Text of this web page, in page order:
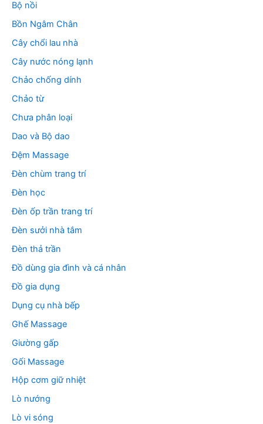
Bộ nồi
Bồn Ngâm Chân
Cây chổi lau nhà
Cây nước nóng lạnh
Chảo chống dính
Chảo từ
Chưa phân loại
Dao và Bộ dao
Đệm Massage
Đèn chùm trang trí
Đèn học
Đèn ốp trần trang trí
Đèn sưởi nhà tắm
Đèn thả trần
Đồ dùng gia đình và cá nhân
Đồ gia dụng
Dụng cụ nhà bếp
Ghế Massage
Giường gấp
Gối Massage
Hộp cơm giữ nhiệt
Lò nướng
Lò vi sóng